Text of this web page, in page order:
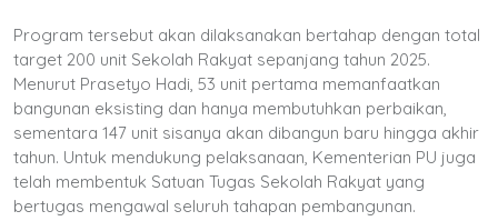
Program tersebut akan dilaksanakan bertahap dengan total
target 200 unit Sekolah Rakyat sepanjang tahun 2025.
Menurut Prasetyo Hadi, 53 unit pertama memanfaatkan
bangunan eksisting dan hanya membutuhkan perbaikan,
sementara 147 unit sisanya akan dibangun baru hingga akhir
tahun. Untuk mendukung pelaksanaan, Kementerian PU juga
telah membentuk Satuan Tugas Sekolah Rakyat yang
bertugas mengawal seluruh tahapan pembangunan.